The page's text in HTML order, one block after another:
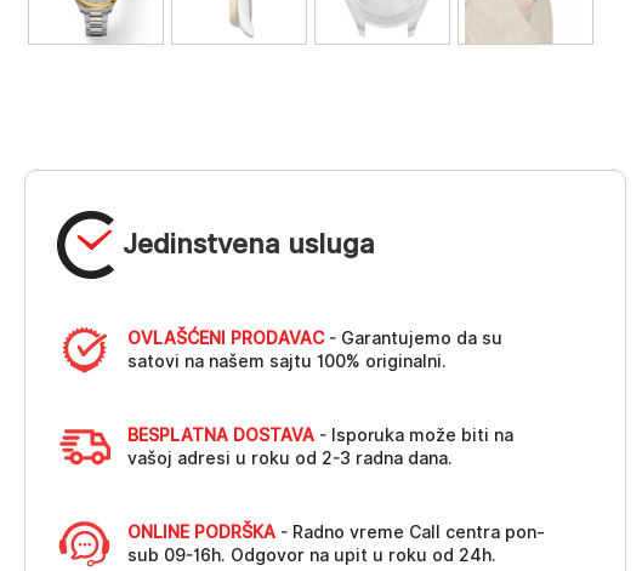
Jedinstvena usluga
OVLAŠĆENI PRODAVAC- Garantujemo da su
satovi na našem sajtu 100% originalni.
BESPLATNA DOSTAVA - Isporuka može biti na
vašoj adresi u roku od 2-3 radna dana.
ONLINE PODRŠKA - Radno vreme Call centra pon-
sub 09-16h. Odgovor na upit u roku od 24h.